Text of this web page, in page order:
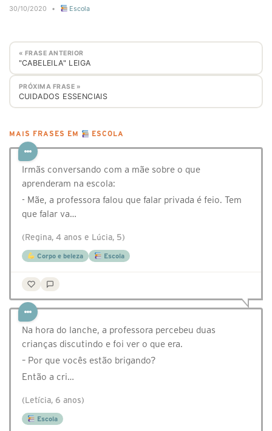
30/10/2020 • Escola
« FRASE ANTERIOR
"CABELEILA" LEIGA
PRÓXIMA FRASE »
CUIDADOS ESSENCIAIS
MAIS FRASES EM ESCOLA
Irmãs conversando com a mãe sobre o que
aprenderam na escola:
- Mãe, a professora falou que falar privada é feio. Tem
que falar va…
(Regina, 4 anos e Lúcia, 5)
Corpo e beleza Escola
Na hora do lanche, a professora percebeu duas
crianças discutindo e foi ver o que era.
– Por que vocês estão brigando?
Então a cri…
(Letícia, 6 anos)
Escola